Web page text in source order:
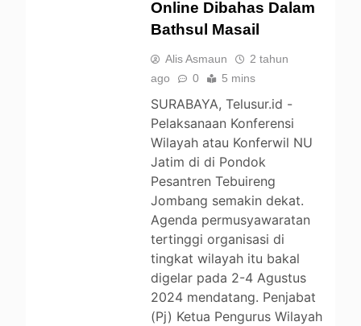
Online Dibahas Dalam
Bathsul Masail
Alis Asmaun
2 tahun
ago
0 5 mins
SURABAYA, Telusur.id -
Pelaksanaan Konferensi
Wilayah atau Konferwil NU
Jatim di di Pondok
Pesantren Tebuireng
Jombang semakin dekat.
Agenda permusyawaratan
tertinggi organisasi di
tingkat wilayah itu bakal
digelar pada 2-4 Agustus
2024 mendatang. Penjabat
(Pj) Ketua Pengurus Wilayah